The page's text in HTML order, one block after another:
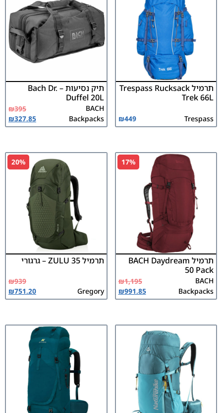
תרמיל Trespass Rucksack
Trek 66L
Trespass
₪449
תיק נסיעות – Bach Dr.
Duffel 20L
BACH
Backpacks
₪395
₪327.85
17%
תרמיל BACH Daydream
50 Pack
BACH
Backpacks
₪1,195
₪991.85
20%
תרמיל ZULU 35 – גרגורי
Gregory
₪939
₪751.20